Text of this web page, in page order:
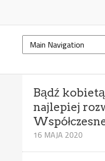
Bądź
najlepiej
16 MAJA 2020